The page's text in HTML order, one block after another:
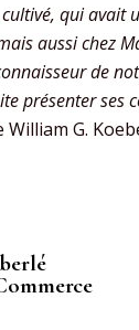
qui avait
aussi chez
de
présenter
G.